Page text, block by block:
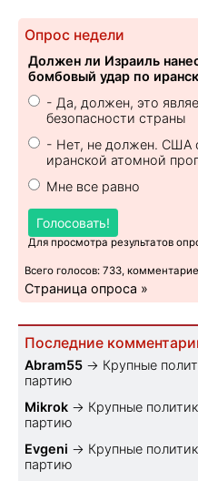
Опрос недели
Должен ли Израиль
бомбовый удар по
- Да, должен, это
безопасности страны
- Нет, не должен. США
иранской атомной
Мне все равно
Голосовать!
Для просмотра результатов
Всего голосов: 733,
Страница опроса »
Последние
Abram55 → Крупные
партию
Mikrok → Крупные
партию
Evgeni → Крупные
партию